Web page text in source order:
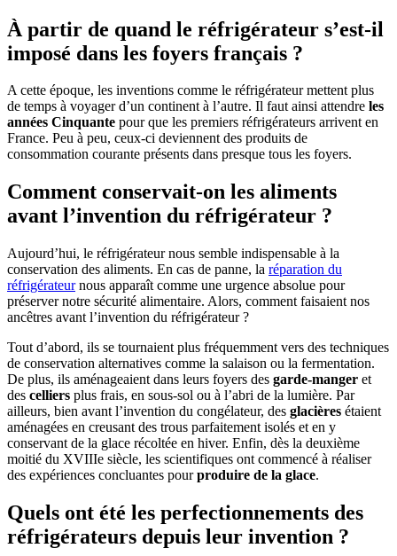
À partir de quand le réfrigérateur s’est-il
imposé dans les foyers français ?
A cette époque, les inventions comme le réfrigérateur mettent plus
de temps à voyager d’un continent à l’autre. Il faut ainsi attendre les
années Cinquante pour que les premiers réfrigérateurs arrivent en
France. Peu à peu, ceux-ci deviennent des produits de
consommation courante présents dans presque tous les foyers.
Comment conservait-on les aliments
avant l’invention du réfrigérateur ?
Aujourd’hui, le réfrigérateur nous semble indispensable à la
conservation des aliments. En cas de panne, la réparation du
réfrigérateurnous apparaît comme une urgence absolue pour
préserver notre sécurité alimentaire. Alors, comment faisaient nos
ancêtres avant l’invention du réfrigérateur ?
Tout d’abord, ils se tournaient plus fréquemment vers des techniques
de conservation alternatives comme la salaison ou la fermentation.
De plus, ils aménageaient dans leurs foyers des garde-manger et
des celliers plus frais, en sous-sol ou à l’abri de la lumière. Par
ailleurs, bien avant l’invention du congélateur, des glacières étaient
aménagées en creusant des trous parfaitement isolés et en y
conservant de la glace récoltée en hiver. Enfin, dès la deuxième
moitié du XVIIIe siècle, les scientifiques ont commencé à réaliser
des expériences concluantes pourproduire de la glace.
Quels ont été les perfectionnements des
réfrigérateurs depuis leur invention ?